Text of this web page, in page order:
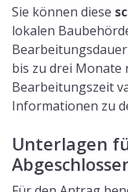
Sie können diese
lokalen
bis zu drei Monate
Bearbeitungszeit
Informationen zu
Unterlagen